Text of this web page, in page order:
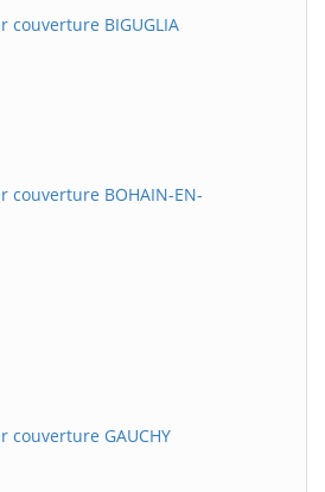
couverture BIGUGLIA
couverture BOHAIN-EN-
couverture GAUCHY